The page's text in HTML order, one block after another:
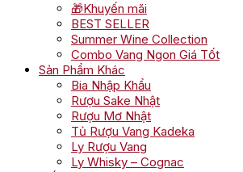
🎁Khuyến mãi
BEST SELLER
Summer Wine Collection
Combo Vang Ngon Giá Tốt
Sản Phẩm Khác
Bia Nhập Khẩu
Rượu Sake Nhật
Rượu Mơ Nhật
Tủ Rượu Vang Kadeka
Ly Rượu Vang
Ly Whisky – Cognac